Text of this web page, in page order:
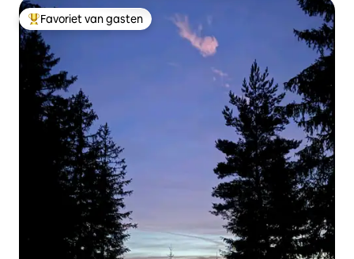
Topfavoriet van gasten
Favoriet van gasten